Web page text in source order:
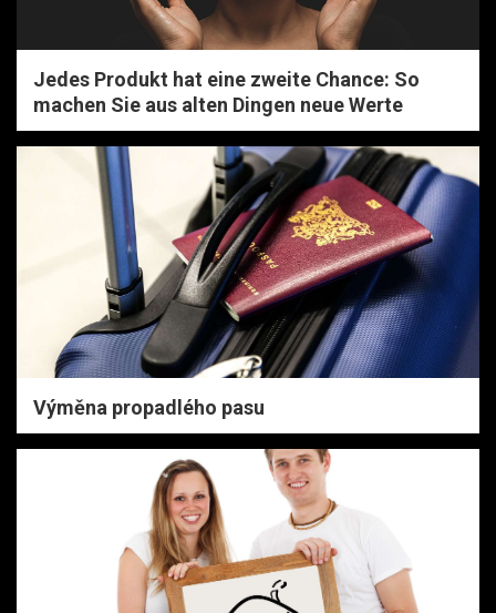
Jedes Produkt hat eine zweite Chance: So
machen Sie aus alten Dingen neue Werte
Výměna propadlého pasu